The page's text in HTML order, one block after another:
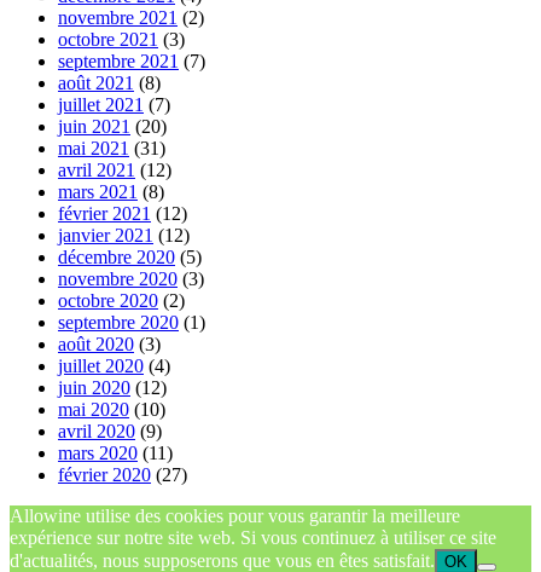
novembre 2021 (2)
octobre 2021 (3)
septembre 2021 (7)
août 2021 (8)
juillet 2021 (7)
juin 2021 (20)
mai 2021 (31)
avril 2021 (12)
mars 2021 (8)
février 2021 (12)
janvier 2021 (12)
décembre 2020 (5)
novembre 2020 (3)
octobre 2020 (2)
septembre 2020 (1)
août 2020 (3)
juillet 2020 (4)
juin 2020 (12)
mai 2020 (10)
avril 2020 (9)
mars 2020 (11)
février 2020 (27)
Allowine utilise des cookies pour vous garantir la meilleure
expérience sur notre site web. Si vous continuez à utiliser ce site
d'actualités, nous supposerons que vous en êtes satisfait. OK